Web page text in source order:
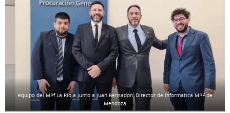
equipo del MPf La Rioja junto a Juan Bensadon, Director de informatica MPF de
Mendoza